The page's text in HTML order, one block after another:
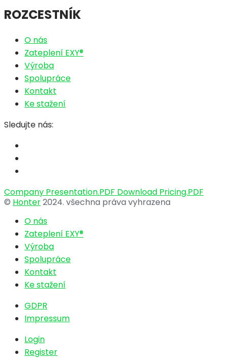
ROZCESTNÍK
O nás
Zateplení EXY®
Výroba
Spolupráce
Kontakt
Ke stažení
Sledujte nás:
Company Presentation.PDF Download Pricing.PDF
© Honter2024. všechna práva vyhrazena
O nás
Zateplení EXY®
Výroba
Spolupráce
Kontakt
Ke stažení
GDPR
Impressum
Login
Register